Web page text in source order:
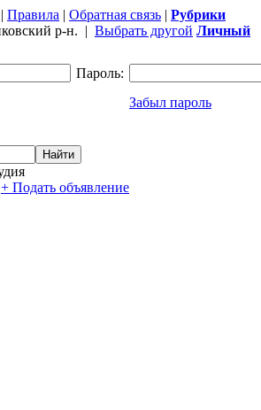
| Правила | Обратная связь | Рубрики
р-н. | Выбрать другой Личный
Пароль:
Забыл пароль
+ Подать объявление